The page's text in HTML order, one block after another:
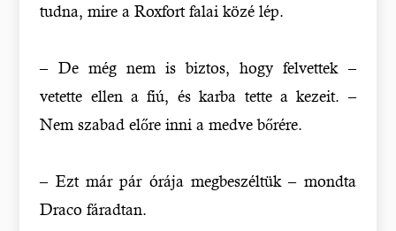
tudna, mire a Roxfort falai közé lép.
– De még nem is biztos, hogy felvettek –
vetette ellen a fiú, és karba tette a kezeit. –
Nem szabad előre inni a medve bőrére.
– Ezt már pár órája megbeszéltük – mondta
Draco fáradtan.